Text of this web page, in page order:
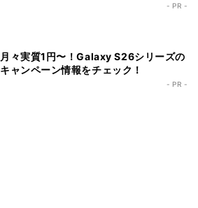
- PR -
月々実質1円〜！Galaxy S26シリーズの
キャンペーン情報をチェック！
- PR -